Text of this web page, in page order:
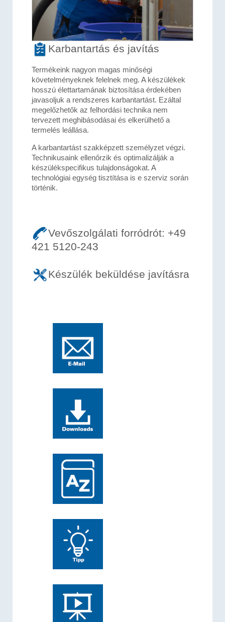
Karbantartás és javítás
Termékeink nagyon magas minőségi
követelményeknek felelnek meg. A készülékek
hosszú élettartamának biztosítása érdekében
javasoljuk a rendszeres karbantartást. Ezáltal
megelőzhetők az felhordási technika nem
tervezett meghibásodásai és elkerülhető a
termelés leállása.
A karbantartást szakképzett személyzet végzi.
Technikusaink ellenőrzik és optimalizálják a
készülékspecifikus tulajdonságokat. A
technológiai egység tisztítása is e szerviz során
történik.
Vevőszolgálati forródrót: +49
421 5120-243
Készülék beküldése javításra